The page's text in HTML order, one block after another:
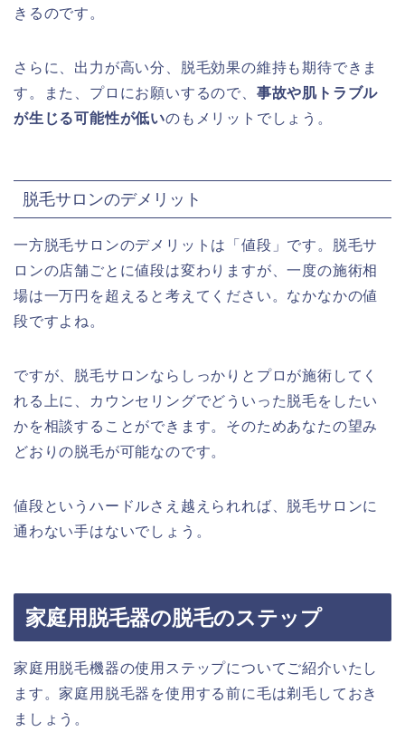
きるのです。
さらに、出力が高い分、脱毛効果の維持も期待できま
す。また、プロにお願いするので、 事故や肌トラブル
が生じる可能性が低いのもメリットでしょう。
脱毛サロンのデメリット
一方脱毛サロンのデメリットは「値段」です。脱毛サ
ロンの店舗ごとに値段は変わりますが、一度の施術相
場は一万円を超えると考えてください。なかなかの値
段ですよね。
ですが、脱毛サロンならしっかりとプロが施術してく
れる上に、カウンセリングでどういった脱毛をしたい
かを相談することができます。そのためあなたの望み
どおりの脱毛が可能なのです。
値段というハードルさえ越えられれば、脱毛サロンに
通わない手はないでしょう。
家庭用脱毛器の脱毛のステップ
家庭用脱毛機器の使用ステップについてご紹介いたし
ます。家庭用脱毛器を使用する前に毛は剃毛しておき
ましょう。